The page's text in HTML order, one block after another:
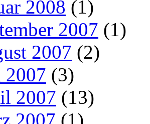
2008 (1)
2007 (1)
2007 (2)
2007 (3)
2007 (13)